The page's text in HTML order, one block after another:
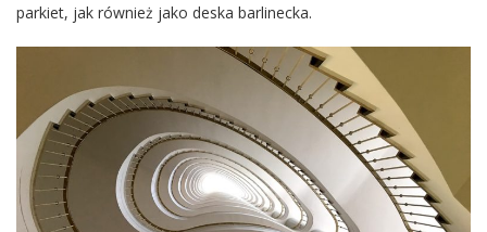
parkiet, jak również jako deska barlinecka.